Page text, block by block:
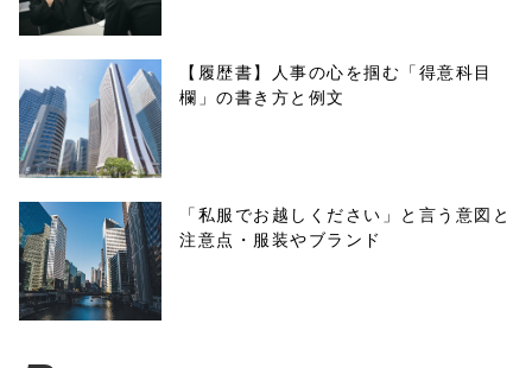
w.open(this.hre
f, 'Gwindow',
'width=550,
height=450,
menubar=no,
toolbar=no,
scrollbars=yes'
【履歴書】人事の心を掴む「得意科目
欄」の書き方と例文
「私服でお越しください」と言う意図と
注意点・服装やブランド